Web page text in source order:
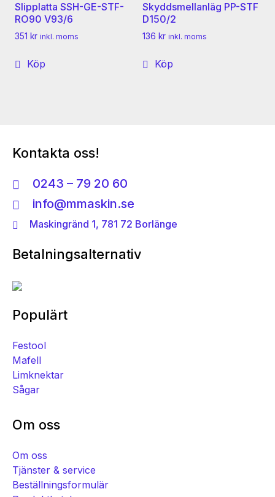
Slipplatta SSH-GE-STF-
RO90 V93/6
351 kr inkl. moms
Köp
Skyddsmellanläg PP-STF
D150/2
136 kr inkl. moms
Köp
Kontakta oss!
0243 – 79 20 60
info@mmaskin.se
Maskingränd 1, 781 72 Borlänge
Betalningsalternativ
Populärt
Festool
Mafell
Limknektar
Sågar
Om oss
Om oss
Tjänster & service
Beställningsformulär